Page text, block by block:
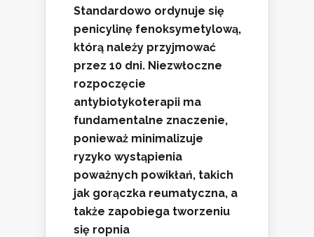
Standardowo ordynuje się
penicylinę fenoksymetylową,
którą należy przyjmować
przez 10 dni. Niezwłoczne
rozpoczęcie
antybiotykoterapii ma
fundamentalne znaczenie,
ponieważ minimalizuje
ryzyko wystąpienia
poważnych powikłań, takich
jak gorączka reumatyczna, a
także zapobiega tworzeniu
się ropnia